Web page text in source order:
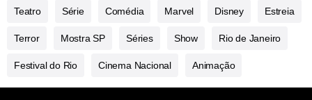
Teatro Série Comédia Marvel Disney Estreia
Terror Mostra SP Séries Show Rio de Janeiro
Festival do Rio Cinema Nacional Animação